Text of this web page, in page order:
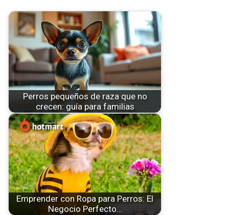
Perros pequeños de raza que no
crecen: guía para familias
Emprender con Ropa para Perros: El
Negocio Perfecto…